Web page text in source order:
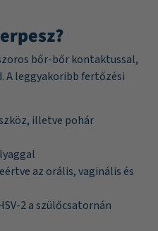
bőr-bőr kontaktussal,
A leggyakoribb fertőzési
illetve pohár
az orális, vaginális és
2 a szülőcsatornán